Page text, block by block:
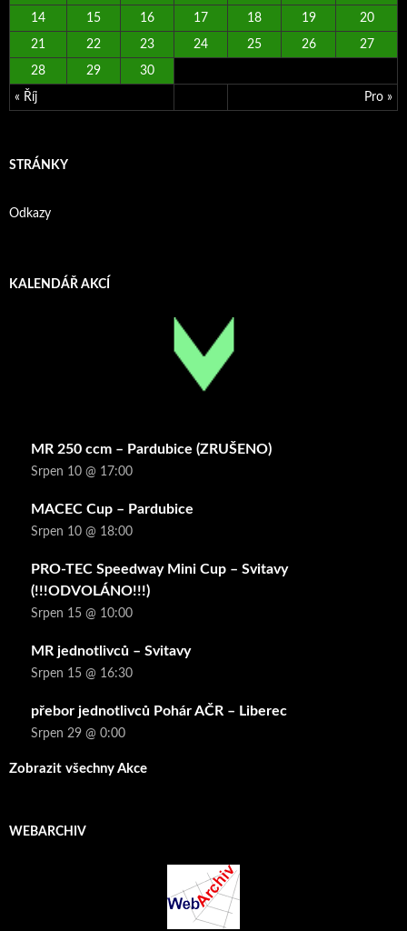
« Říj Pro »
14 15 16 17 18 19 20
21 22 23 24 25 26 27
28 29 30
STRÁNKY
Odkazy
KALENDÁŘ AKCÍ
MR 250 ccm – Pardubice (ZRUŠENO)
Srpen 10 @ 17:00
MACEC Cup – Pardubice
Srpen 10 @ 18:00
PRO-TEC Speedway Mini Cup – Svitavy
(!!!ODVOLÁNO!!!)
Srpen 15 @ 10:00
MR jednotlivců – Svitavy
Srpen 15 @ 16:30
přebor jednotlivců Pohár AČR – Liberec
Srpen 29 @ 0:00
Zobrazit všechny Akce
WEBARCHIV